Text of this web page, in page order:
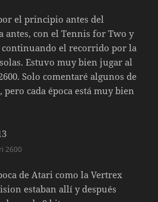
el principio antes del
antes, con el Tennis for Two y
continuando el recorrido por la
Estuvo muy bien jugar al
Solo comentaré algunos de
cada época está muy bien
2600
de Atari como la Vertrex
estaban allí y después